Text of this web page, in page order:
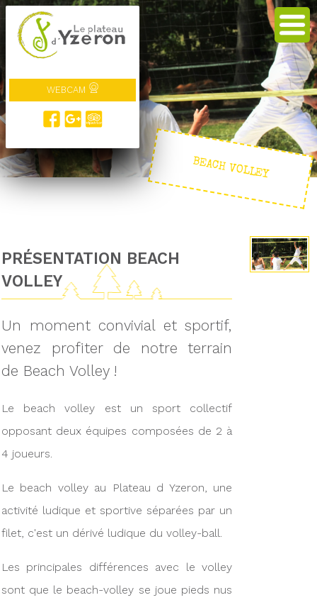
WEBCAM
BEACH VOLLEY
PRÉSENTATION BEACH
VOLLEY
Un moment convivial et sportif,
venez profiter de notre terrain
de Beach Volley !
Le beach volley est un sport collectif
opposant deux équipes composées de 2 à
4 joueurs.
Le beach volley au Plateau d Yzeron, une
activité ludique et sportive séparées par un
filet, c'est un dérivé ludique du volley-ball.
Les principales différences avec le volley
sont que le beach-volley se joue pieds nus